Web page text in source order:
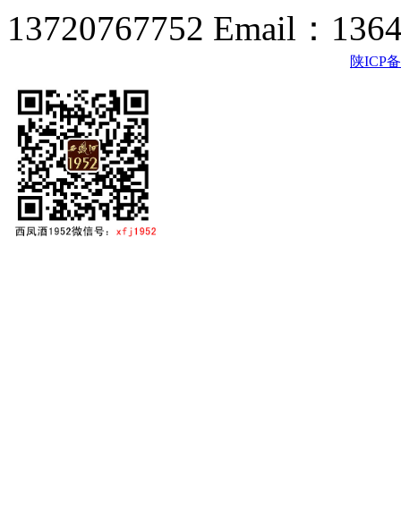
13720767752 Email：
陕ICP